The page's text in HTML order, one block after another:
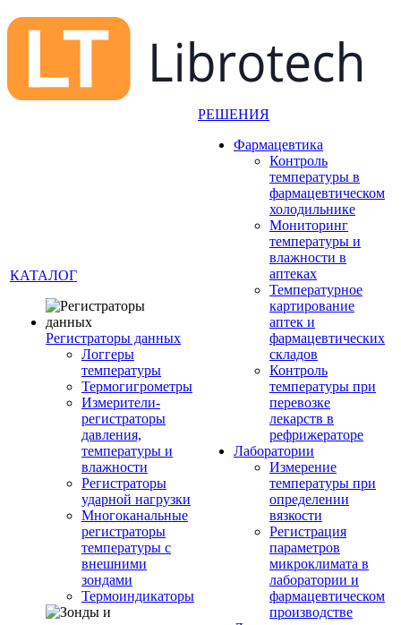
КАТАЛОГ
Регистраторы данных
Логгеры
температуры
Термогигрометры
Измерители-
регистраторы
давления,
температуры и
влажности
Регистраторы
ударной нагрузки
Многоканальные
регистраторы
температуры с
внешними
зондами
Термоиндикаторы
РЕШЕНИЯ
Фармацевтика
Контроль
температуры в
фармацевтическом
холодильнике
Мониторинг
температуры и
влажности в
аптеках
Температурное
картирование
аптек и
фармацевтических
складов
Контроль
температуры при
перевозке
лекарств в
рефрижераторе
Лаборатории
Измерение
температуры при
определении
вязкости
Регистрация
параметров
микроклимата в
лаборатории и
фармацевтическом
производстве